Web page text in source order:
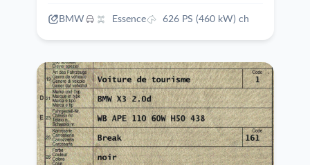
BMW Essence 626 PS (460 kW) ch